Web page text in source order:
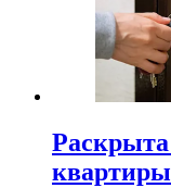
Раскрыта